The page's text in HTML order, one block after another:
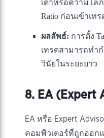
เดาหรือความโลภ
Ratio ก่อนเข้าเทร
ผลลัพธ์: การตั้ง
เทรดสามารถทำ
วินัยในระยะยาว
8. EA (Expert
EA หรือ Expert
คอมพิวเตอร์ที่ถูกออก